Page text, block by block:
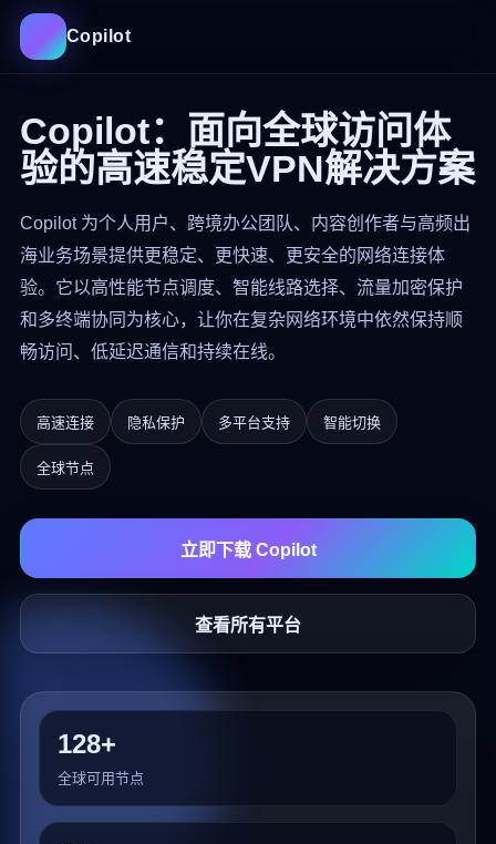
Copilot
Copilot：面向全球访问体
验的高速稳定VPN解决方案
Copilot 为个人用户、跨境办公团队、内容创作者与高频出
海业务场景提供更稳定、更快速、更安全的网络连接体
验。它以高性能节点调度、智能线路选择、流量加密保护
和多终端协同为核心，让你在复杂网络环境中依然保持顺
畅访问、低延迟通信和持续在线。
高速连接 隐私保护 多平台支持 智能切换
全球节点
立即下载 Copilot
查看所有平台
128+
全球可用节点